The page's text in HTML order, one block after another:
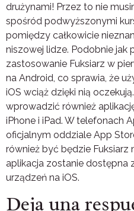
drużynami! Przez to nie
spośród podwyższonymi
pomiędzy całkowicie
niszowej lidze. Podobnie jak
zastosowanie Fuksiarz w
na Android, co sprawia, że
iOS wciąż dzięki nią
wprowadzić również
iPhone i iPad. W telefonach
oficjalnym oddziale App
również być będzie Fuksiarz
aplikacja zostanie dostępna
urządzeń na iOS.
Deja una